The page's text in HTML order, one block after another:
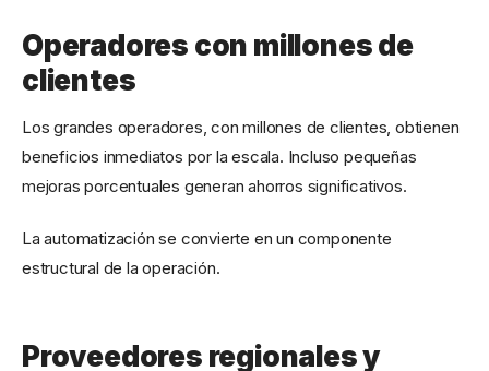
Operadores con millones de
clientes
Los grandes operadores, con millones de clientes, obtienen
beneficios inmediatos por la escala. Incluso pequeñas
mejoras porcentuales generan ahorros significativos.
La automatización se convierte en un componente
estructural de la operación.
Proveedores regionales y